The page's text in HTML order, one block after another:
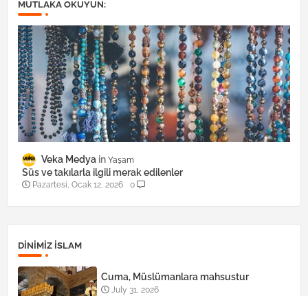
MUTLAKA OKUYUN:
Veka Medya Yaşam
Süs ve takılarla ilgili merak edilenler
Pazartesi, Ocak 12, 2026 0
DINIMIZ ISLAM
Cuma, Müslümanlara mahsustur
July 31, 2026